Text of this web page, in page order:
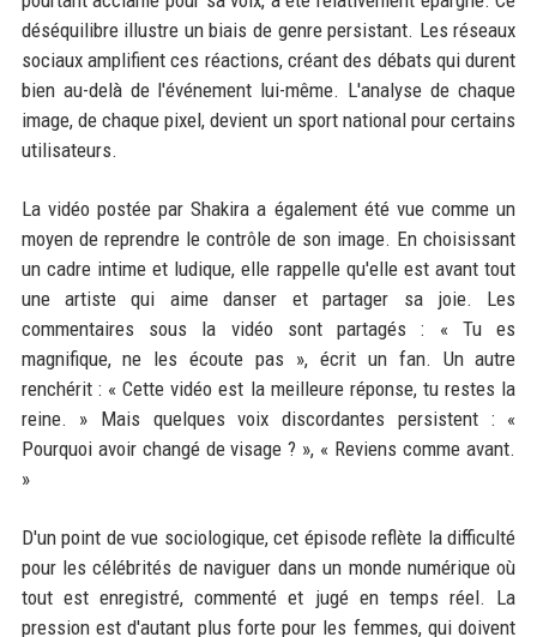
déséquilibre illustre un biais de genre persistant. Les réseaux
sociaux amplifient ces réactions, créant des débats qui durent
bien au-delà de l'événement lui-même. L'analyse de chaque
image, de chaque pixel, devient un sport national pour certains
utilisateurs.
La vidéo postée par Shakira a également été vue comme un
moyen de reprendre le contrôle de son image. En choisissant
un cadre intime et ludique, elle rappelle qu'elle est avant tout
une artiste qui aime danser et partager sa joie. Les
commentaires sous la vidéo sont partagés : « Tu es
magnifique, ne les écoute pas », écrit un fan. Un autre
renchérit : « Cette vidéo est la meilleure réponse, tu restes la
reine. » Mais quelques voix discordantes persistent : «
Pourquoi avoir changé de visage ? », « Reviens comme avant.
»
D'un point de vue sociologique, cet épisode reflète la difficulté
pour les célébrités de naviguer dans un monde numérique où
tout est enregistré, commenté et jugé en temps réel. La
pression est d'autant plus forte pour les femmes, qui doivent